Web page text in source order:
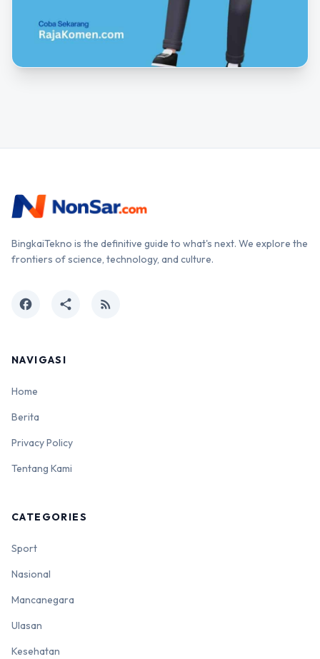
BingkaiTekno is the definitive guide to what's next. We explore the
frontiers of science, technology, and culture.
facebook share rss_feed
NAVIGASI
Home
Berita
Privacy Policy
Tentang Kami
CATEGORIES
Sport
Nasional
Mancanegara
Ulasan
Kesehatan